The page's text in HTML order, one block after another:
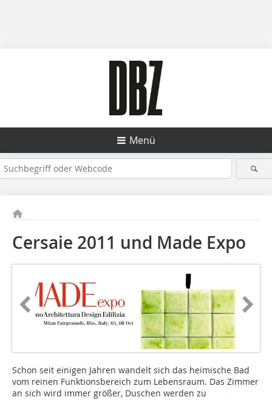
Menü
Cersaie 2011 und Made Expo
Schon seit einigen Jahren wandelt sich das heimische Bad
vom reinen Funktionsbereich zum Lebensraum. Das Zimmer
an sich wird immer größer, Duschen werden zu